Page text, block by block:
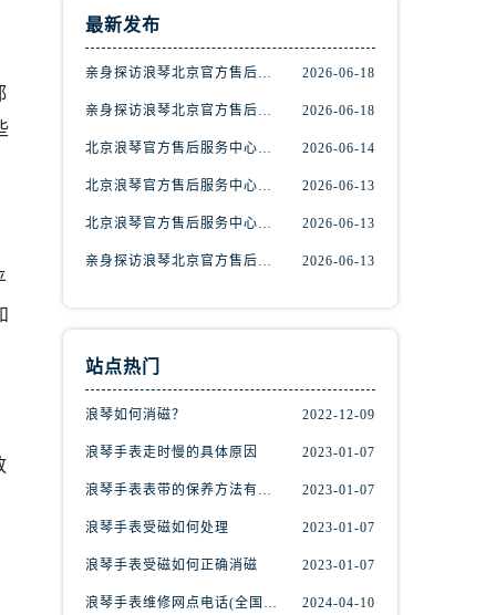
最新发布
亲身探访浪琴北京官方售后服务中心｜最新地址及服务热线（2026年6月最新） 2026-06-18
亲身探访浪琴北京官方售后服务中心｜最新网点地址及热线（2026年6月最新） 2026-06-18
北京浪琴官方售后服务中心｜热线电话与网点地址权威信息公示（2026年6月最新） 2026-06-14
北京浪琴官方售后服务中心｜网点地址及热线权威信息公示（2026年6月最新） 2026-06-13
北京浪琴官方售后服务中心｜全新维修门店地址及电话权威信息公示（2026年6月最新） 2026-06-13
亲身探访浪琴北京官方售后中心｜地址报修全流程真实经历（2026年6月最新） 2026-06-13
站点热门
浪琴如何消磁？ 2022-12-09
浪琴手表走时慢的具体原因 2023-01-07
浪琴手表表带的保养方法有哪些？ 2023-01-07
浪琴手表受磁如何处理 2023-01-07
浪琴手表受磁如何正确消磁 2023-01-07
浪琴手表维修网点电话(全国维修服务中心查询) 2024-04-10